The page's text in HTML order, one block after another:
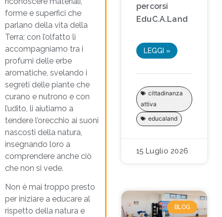
forme e superfici che
parlano della vita della
Terra; con l’olfatto li
accompagniamo tra i
profumi delle erbe
aromatiche, svelando i
segreti delle piante che
curano e nutrono e con
l’udito, li aiutiamo a
tendere l’orecchio ai suoni
nascosti della natura,
insegnando loro a
comprendere anche ciò
che non si vede.
Non è mai troppo presto
per iniziare a educare al
rispetto della natura e
percorsi
EduC.A.Land
LEGGI »
cittadinanza
attiva
educaland
15 Luglio 2026
BLOG